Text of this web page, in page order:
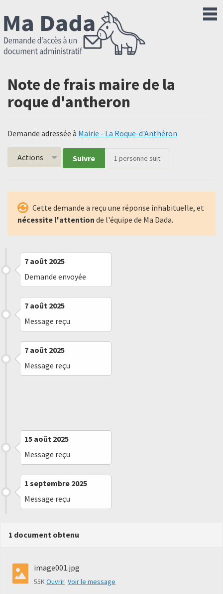
Note de frais maire de la
roque d'antheron
Demande adressée à Mairie - La Roque-d'Anthéron
Actions Suivre 1 personne suit
Cette demande a reçu une réponse inhabituelle, et
nécessite l'attention de l'équipe de Ma Dada.
7 août 2025
Demande envoyée
7 août 2025
Message reçu
7 août 2025
Message reçu
15 août 2025
Message reçu
1 septembre 2025
Message reçu
1 document obtenu
image001.jpg
55KOuvrir Voir le message